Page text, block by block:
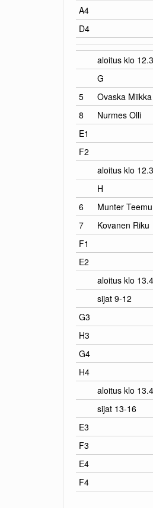
A4
D4
aloitus klo
G
5
Ovaska Miikka
8
Nurmes Olli
E1
F2
aloitus klo
H
6
Munter Teemu
7
Kovanen Riku
F1
E2
aloitus klo
sijat 9-12
G3
H3
G4
H4
aloitus klo
sijat 13-16
E3
F3
E4
F4